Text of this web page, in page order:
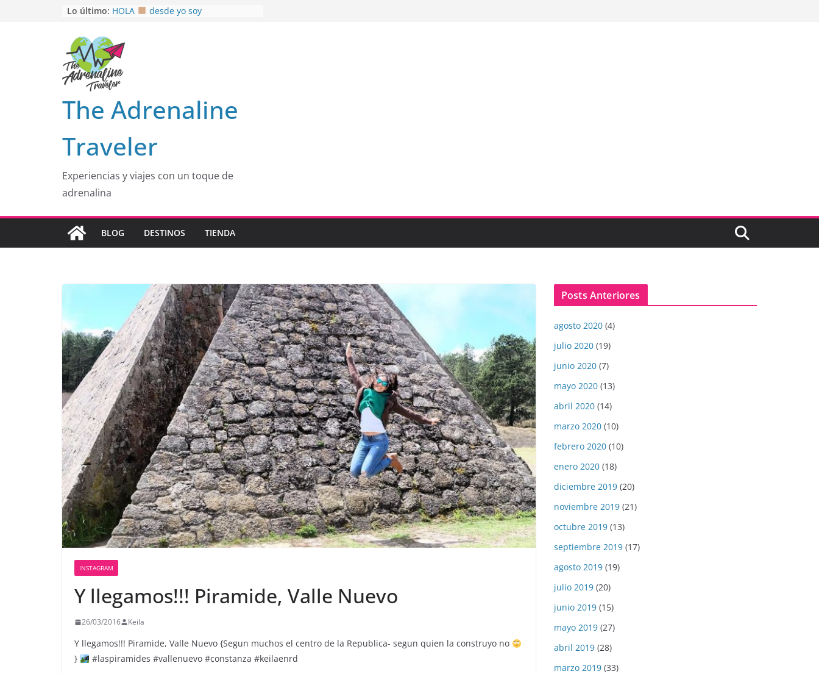
Lo último: HOLA
desde yo soy
EL SENDERO DEL CACAO: Excelente
opción
HOSPEDAJE AL NATURALSHH !!
En
MULITO!
The Adrenaline
Traveler
Experiencias y viajes con un toque de
adrenalina
BLOG DESTINOS TIENDA
INSTAGRAM
Y llegamos!!! Piramide, Valle Nuevo
26/03/2016 Keila
Y llegamos!!! Piramide, Valle Nuevo {Segun muchos el centro de la Republica- segun quien la construyo no
}
#laspiramides #vallenuevo #constanza #keilaenrd
Posts Anteriores
agosto 2020 (4)
julio 2020 (19)
junio 2020 (7)
mayo 2020 (13)
abril 2020 (14)
marzo 2020 (10)
febrero 2020 (10)
enero 2020 (18)
diciembre 2019 (20)
noviembre 2019 (21)
octubre 2019 (13)
septiembre 2019 (17)
agosto 2019 (19)
julio 2019 (20)
junio 2019 (15)
mayo 2019 (27)
abril 2019 (28)
marzo 2019 (33)